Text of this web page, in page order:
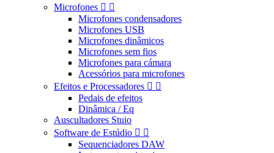
Microfones  
Microfones condensadores
Microfones USB
Microfones dinâmicos
Microfones sem fios
Microfones para cámara
Acessórios para microfones
Efeitos e Processadores  
Pedais de efeitos
Dinâmica / Eq
Auscultadores Stuio
Software de Estúdio  
Sequenciadores DAW